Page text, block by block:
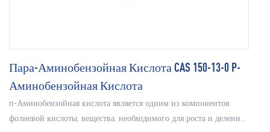
Пара-Аминобензойная Кислота CAS 150-13-0 P-
Аминобензойная Кислота
п-Аминобензойная кислота является одним из компонентов
фолиевой кислоты, вещества, необходимого для роста и деления